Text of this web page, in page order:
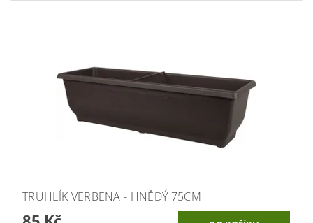
TRUHLÍK VERBENA - HNĚDÝ 75CM